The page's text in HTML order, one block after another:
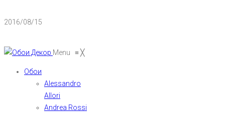
2016/08/15
Menu ≡╳
Обои
Alessandro
Allori
Andrea Rossi